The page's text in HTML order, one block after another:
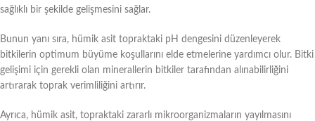
sağlıklı bir şekilde gelişmesini sağlar.
Bunun yanı sıra, hümik asit topraktaki pH dengesini düzenleyerek
bitkilerin optimum büyüme koşullarını elde etmelerine yardımcı olur. Bitki
gelişimi için gerekli olan minerallerin bitkiler tarafından alınabilirliğini
artırarak toprak verimliliğini artırır.
Ayrıca, hümik asit, topraktaki zararlı mikroorganizmaların yayılmasını